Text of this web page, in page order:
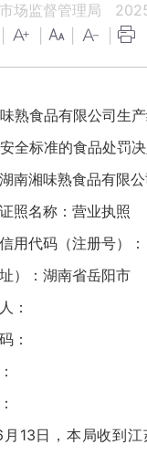
场监督管理局
食品有限公司生产
安全标准的食品处罚
湘味熟食品有限公
名称：营业执照
代码（注册号）：
：湖南省岳阳市
：
：
日，本局收到江